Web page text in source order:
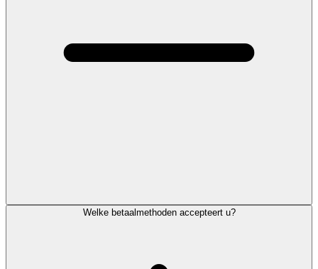
Welke betaalmethoden accepteert u?